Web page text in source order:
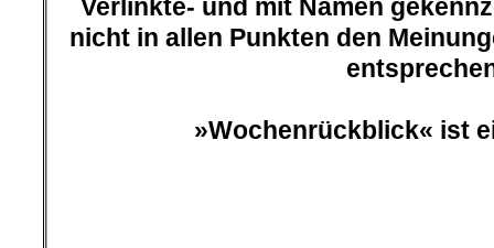
Zurückblickend auf die
einige kommentierbare
(Kommis bitte unten